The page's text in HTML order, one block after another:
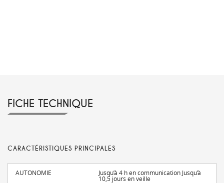
FICHE TECHNIQUE
CARACTÉRISTIQUES PRINCIPALES
AUTONOMIE Jusqu’à 4 h en communication Jusqu’à
10,5 jours en veille